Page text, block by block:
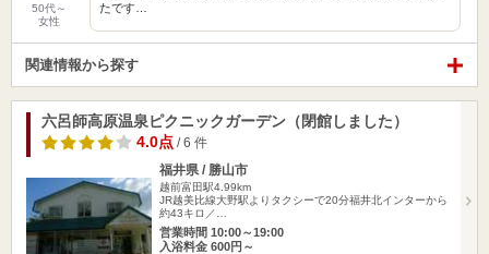
50代～
女性
たです…
関連情報から探す
六呂師高原温泉ピクニックガーデン（閉館しました）
4.0点 / 6 件
福井県 / 勝山市
越前富田駅4.99km
JR越美比線大野駅よりタクシーで20分福井北インターから
約43キロ／…
営業時間 10:00～19:00
入浴料金 600円～